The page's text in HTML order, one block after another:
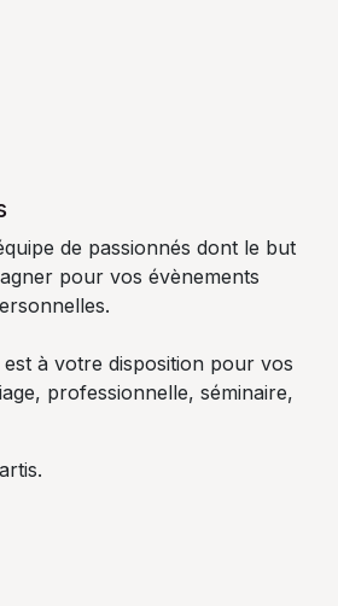
de passionnés dont le but
pour vos évènements
à votre disposition pour vos
professionnelle, séminaire,